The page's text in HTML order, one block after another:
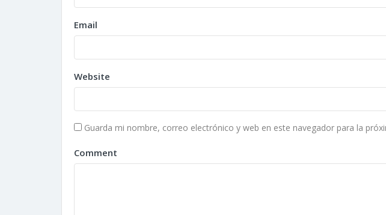
Email
Website
Guarda mi nombre, correo electrónico y web en este navegador para la
Comment